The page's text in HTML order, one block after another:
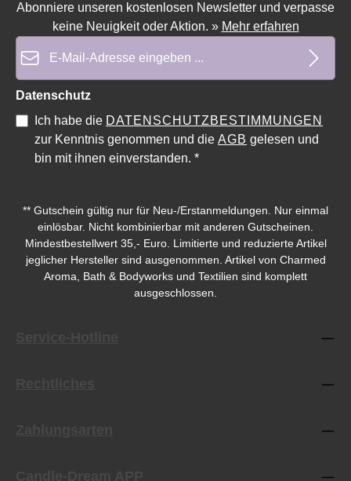
Durchschnittliche Bewertung von 5 von 5 SternenDurchschnittliche
Abonniere unseren kostenlosen Newsletter und verpasse
keine Neuigkeit oder Aktion. » Mehr erfahren
Datenschutz
Ich habe die DATENSCHUTZBESTIMMUNGEN
zur Kenntnis genommen und die AGB gelesen und
bin mit ihnen einverstanden. *
** Gutschein gültig nur für Neu-/Erstanmeldungen. Nur einmal
einlösbar. Nicht kombinierbar mit anderen Gutscheinen.
Mindestbestellwert 35,- Euro. Limitierte und reduzierte Artikel
jeglicher Hersteller sind ausgenommen. Artikel von Charmed
Aroma, Bath & Bodyworks und Textilien sind komplett
ausgeschlossen.